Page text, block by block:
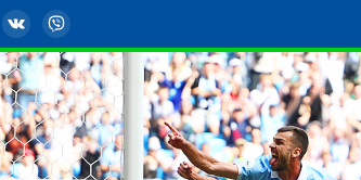
YouTubeВКонтакте